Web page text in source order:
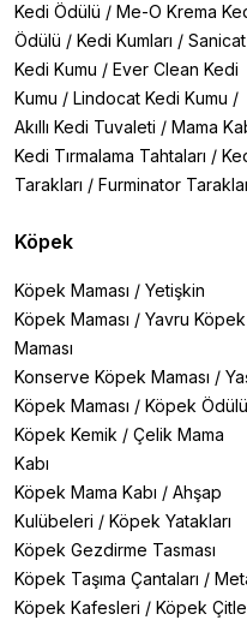
Kedi Ödülü / Me-O Krema
Ödülü / Kedi Kumları / Sanicat
Kedi Kumu / Ever Clean Kedi
Kumu / Lindocat Kedi Kumu /
Akıllı Kedi Tuvaleti / Mama
Kedi Tırmalama Tahtaları /
Tarakları / Furminator
Köpek
Köpek Maması / Yetişkin
Köpek Maması / Yavru Köpek
Maması
Konserve Köpek Maması /
Köpek Maması / Köpek Ödülü
Köpek Kemik / Çelik Mama
Kabı
Köpek Mama Kabı / Ahşap
Kulübeleri / Köpek Yatakları
Köpek Gezdirme Tasması
Köpek Taşıma Çantaları /
Köpek Kafesleri / Köpek